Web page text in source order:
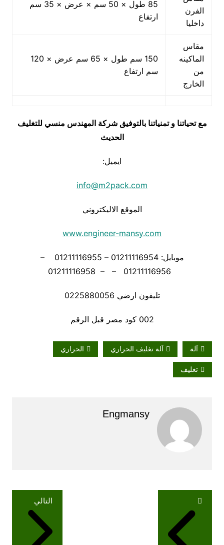
الفرن
داخليا
85 طول × 50 سم × عرض × 35 سم
ارتفاع
مقاس
الماكينه
من
الخارج
150 سم طول × 65 سم عرض × 120
سم ارتفاع
مع تحياتنا و تمنياتنا بالتوفيق شركة المهندس منسي للتغليف
الحديث
ايميل:
info@m2pack.com
الموقع الاليكتروني
www.engineer-mansy.com
موبايل: 01211116954 – 01211116955 –
تليفون ارضي 0225880056
002 كود مصر قبل الرقم
آلة آلة تغليف الحراري الحراري
تغليف
Engmansy
تصفّح
المقالات
التالي